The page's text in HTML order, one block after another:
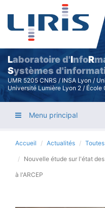
Laboratoire d'InfoR
Systèmes
UMR 5205 CNRS / INSA Lyon /
Université Lumière Lyon 2 / École
Menu principal
Accueil Actualités
Nouvelle étude sur l'état
à l'ARCEP